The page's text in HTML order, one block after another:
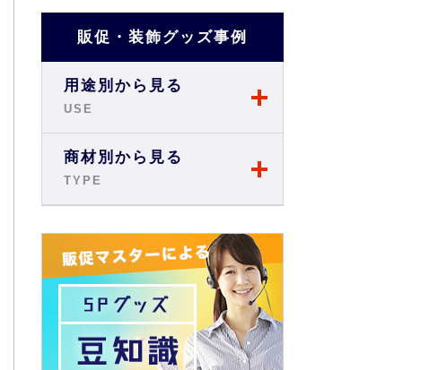
販促・装飾グッズ事例
用途別から見る
USE
店舗・ショップ事例
展示会・説明会事例
お祭り事例
商店街・イベント事例
オフィス・現場事例
商材別から見る
TYPE
旗・フラッグ
テーブルクロス
バックパネル